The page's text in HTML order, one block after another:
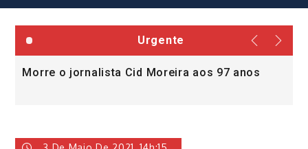
Urgente
Morre o jornalista Cid Moreira aos 97 anos